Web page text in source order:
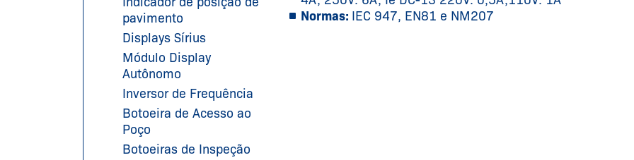
pavimento
Displays Sírius
Módulo Display
Autônomo
Inversor de Frequência
Botoeira de Acesso ao
Poço
Botoeiras de Inspeção
Normas: IEC 947, EN81 e NM207